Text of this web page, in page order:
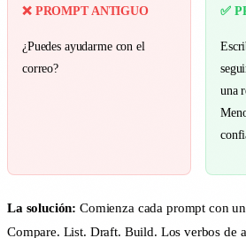
❌ PROMPT ANTIGUO
¿Puedes ayudarme con el
correo?
✅
una
La solución: Comienza cada prompt con
Compare. List. Draft. Build. Los verbos de